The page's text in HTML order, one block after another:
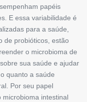
papéis
E essa variabilidade é
para a saúde,
de probióticos, estão
o microbioma de
sua saúde e ajudar
quanto a saúde
Por seu papel
intestinal